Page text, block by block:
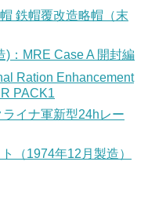
鉄帽覆改造略帽（末
)：MRE Case A 開封編
Ration Enhancement
PACK1
イナ軍新型24hレー
（1974年12月製造）